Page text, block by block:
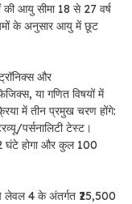
आयु सीमा 18 से 27 वर्ष
के अनुसार आयु में छूट
और
या गणित विषयों में
में तीन प्रमुख चरण होंगे:
पर्सनालिटी टेस्ट।
2 घंटे होगा और कुल 100
लेवल 4 के अंतर्गत ₹25,500